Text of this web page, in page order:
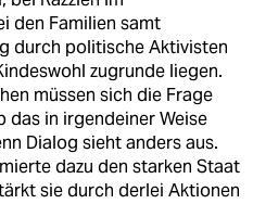
den Familien samt
durch politische Aktivisten
zugrunde liegen.
müssen sich die Frage
das in irgendeiner Weise
Dialog sieht anders aus.
dazu den starken Staat
sie durch derlei Aktionen